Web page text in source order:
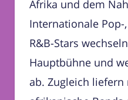
Afrika und dem
Internationale Pop-
R&B-Stars
Hauptbühne und
ab. Zugleich